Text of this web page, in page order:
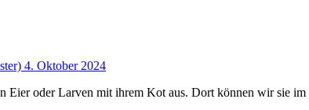
4. Oktober 2024
Eier oder Larven mit ihrem Kot aus. Dort können wir sie